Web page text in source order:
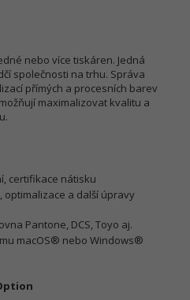
nebo více tiskáren. Jedná
společnosti na trhu. Správa
přímých a procesních barev
maximalizovat kvalitu a
certifikace nátisku
optimalizace a další úpravy
Pantone, DCS, Toyo aj.
macOS® nebo Windows®